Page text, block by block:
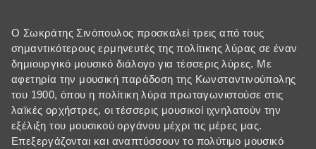
Ο Σωκράτης Σινόπουλος προσκαλεί τρεις από τους
σημαντικότερους ερμηνευτές της πολίτικης λύρας σε έναν
δημιουργικό μουσικό διάλογο για τέσσερις λύρες. Με
αφετηρία την μουσική παράδοση της Κωνσταντινούπολης
του 1900, όπου η πολίτικη λύρα πρωταγωνιστούσε στις
λαϊκές ορχήστρες, οι τέσσερις μουσικοί ιχνηλατούν την
εξέλιξη του μουσικού οργάνου μέχρι τις μέρες μας.
Επεξεργάζονται και αναπτύσσουν το πολύτιμο μουσικό